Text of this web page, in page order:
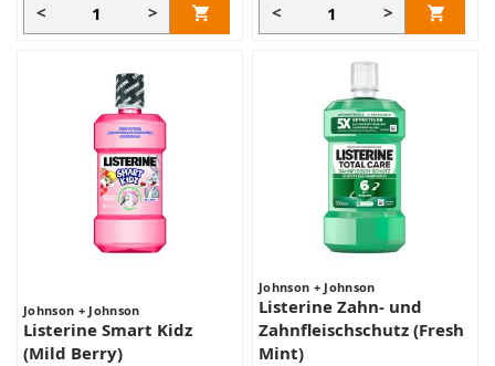
< > < >
Johnson + Johnson
Listerine Smart Kidz
(Mild Berry)
Johnson + Johnson
Listerine Zahn- und
Zahnfleischschutz (Fresh
Mint)